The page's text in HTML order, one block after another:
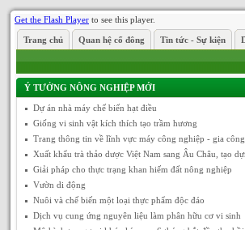
Get the Flash Player to see this player.
Trang chủ Quan hệ cổ đông Tin tức - Sự kiện
Ý TƯỞNG NÔNG NGHIỆP MỚI
Dự án nhà máy chế biến hạt điều
Giống vi sinh vật kích thích tạo trầm hương
Trang thông tin về lĩnh vực máy công nghiệp - gia
Xuất khẩu trà thảo dược Việt Nam sang Âu Châu, tạo
Giải pháp cho thực trạng khan hiếm đất nông nghiệp
Vườn di động
Nuôi và chế biến một loại thực phẩm độc đáo
Dịch vụ cung ứng nguyên liệu làm phân hữu cơ vi sinh